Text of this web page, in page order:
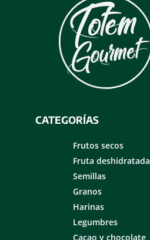
CATEGORÍAS
Frutos secos
Fruta deshidratada
Semillas
Granos
Harinas
Legumbres
Cacao y chocolate